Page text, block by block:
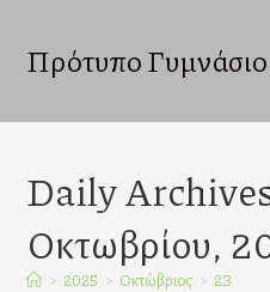
Πρότυπο
Daily
Οκτωβρίου,
> 2025 > Οκτώβριος > 23